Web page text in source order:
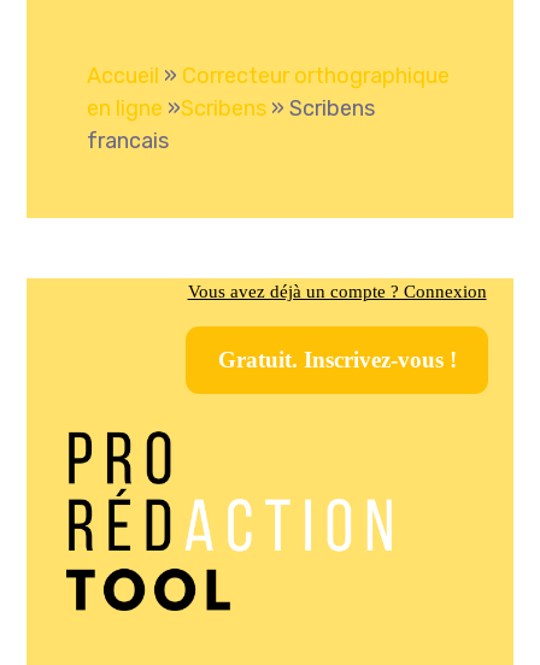
Accueil » Correcteur orthographique
en ligne »Scribens »Scribens
francais
Vous avez déjà un compte ? Connexion
Gratuit. Inscrivez-vous !